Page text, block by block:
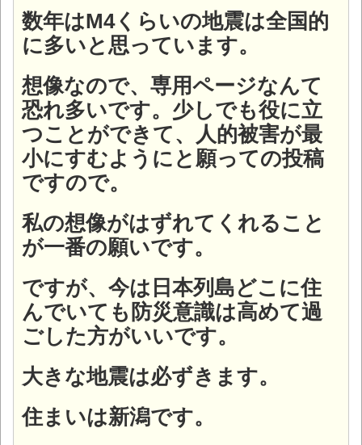
数年はM4くらいの地震は全国的
に多いと思っています。
想像なので、専用ページなんて
恐れ多いです。少しでも役に立
つことができて、人的被害が最
小にすむようにと願っての投稿
ですので。
私の想像がはずれてくれること
が一番の願いです。
ですが、今は日本列島どこに住
んでいても防災意識は高めて過
ごした方がいいです。
大きな地震は必ずきます。
住まいは新潟です。